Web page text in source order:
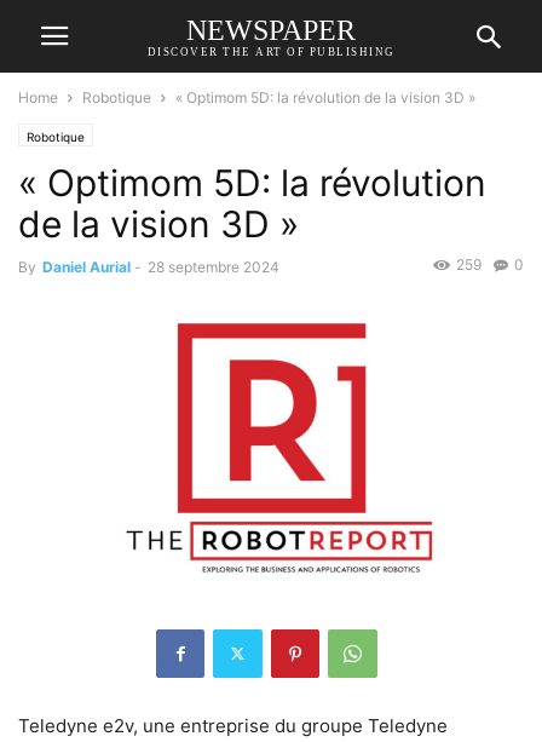
NEWSPAPER
DISCOVER THE ART OF PUBLISHING
Home Robotique « Optimom 5D: la révolution de la vision 3D »
Robotique
« Optimom 5D: la révolution
de la vision 3D »
By Daniel Aurial - 28 septembre 2024 0
259
Teledyne e2v, une entreprise du groupe Teledyne